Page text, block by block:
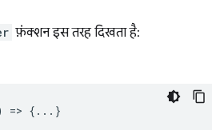
फ़ंक्शन इस तरह दिखता है:
=> {...}